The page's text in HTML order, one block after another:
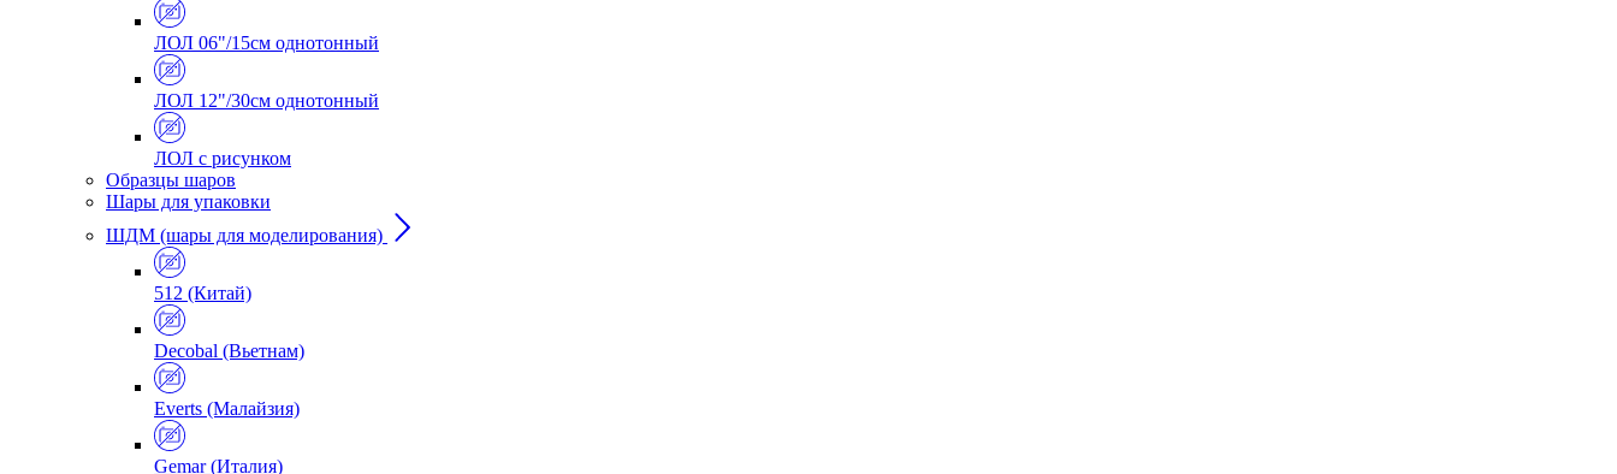
ЛОЛ 06"/15см однотонный
ЛОЛ 12"/30см однотонный
ЛОЛ с рисунком
Образцы шаров
Шары для упаковки
ШДМ (шары для моделирования)
512 (Китай)
Decobal (Вьетнам)
Everts (Малайзия)
Gemar (Италия)